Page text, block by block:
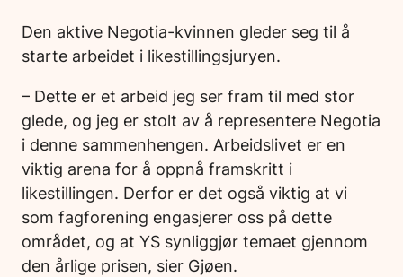
Den aktive Negotia-kvinnen gleder seg til å
starte arbeidet i likestillingsjuryen.
– Dette er et arbeid jeg ser fram til med stor
glede, og jeg er stolt av å representere Negotia
i denne sammenhengen. Arbeidslivet er en
viktig arena for å oppnå framskritt i
likestillingen. Derfor er det også viktig at vi
som fagforening engasjerer oss på dette
området, og at YS synliggjør temaet gjennom
den årlige prisen, sier Gjøen.